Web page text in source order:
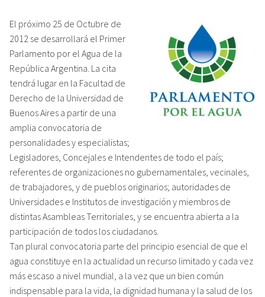
El próximo 25 de Octubre de
2012 se desarrollará el Primer
Parlamento por el Agua de la
República Argentina. La cita
tendrá lugar en la Facultad de
Derecho de la Universidad de
Buenos Aires a partir de una
amplia convocatoria de
personalidades y especialistas;
Legisladores, Concejales e Intendentes de todo el país;
referentes de organizaciones no gubernamentales, vecinales,
de trabajadores, y de pueblos originarios; autoridades de
Universidades e Institutos de investigación y miembros de
distintas Asambleas Territoriales, y se encuentra abierta a la
participación de todos los ciudadanos.
Tan plural convocatoria parte del principio esencial de que el
agua constituye en la actualidad un recurso limitado y cada vez
más escaso a nivel mundial, a la vez que un bien común
indispensable para la vida, la dignidad humana y la salud de los